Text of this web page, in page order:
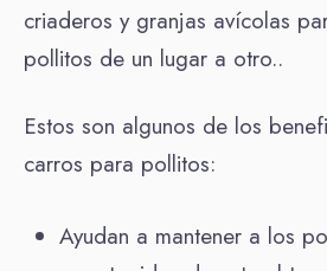
criaderos y granjas avícolas
pollitos de un lugar a otro..
Estos son algunos de los
carros para pollitos:
Ayudan a mantener a los